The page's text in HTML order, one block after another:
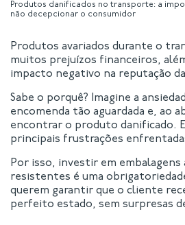
Produtos danificados no transporte: a
não decepcionar o consumidor
Produtos avariados durante o
muitos prejuízos financeiros,
impacto negativo na reputação
Sabe o porquê? Imagine a
encomenda tão aguardada e, ao
encontrar o produto danificado.
principais frustrações
Por isso, investir em embalagens
resistentes é uma
querem garantir que o cliente
perfeito estado, sem surpresas